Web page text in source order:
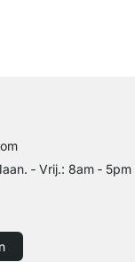
‑ Vrij.: 8am ‑ 5pm